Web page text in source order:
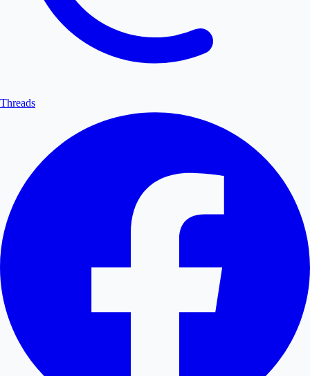
Threads